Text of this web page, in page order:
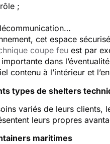
;
cet espace
coupe feu est par
dans
contenu à l’intérieur et
types de shelters
variés de leurs clients,
leurs propres
maritimes